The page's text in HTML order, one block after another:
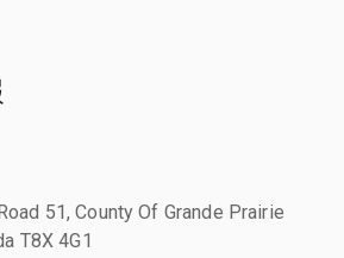
51, County Of Grande Prairie
T8X 4G1